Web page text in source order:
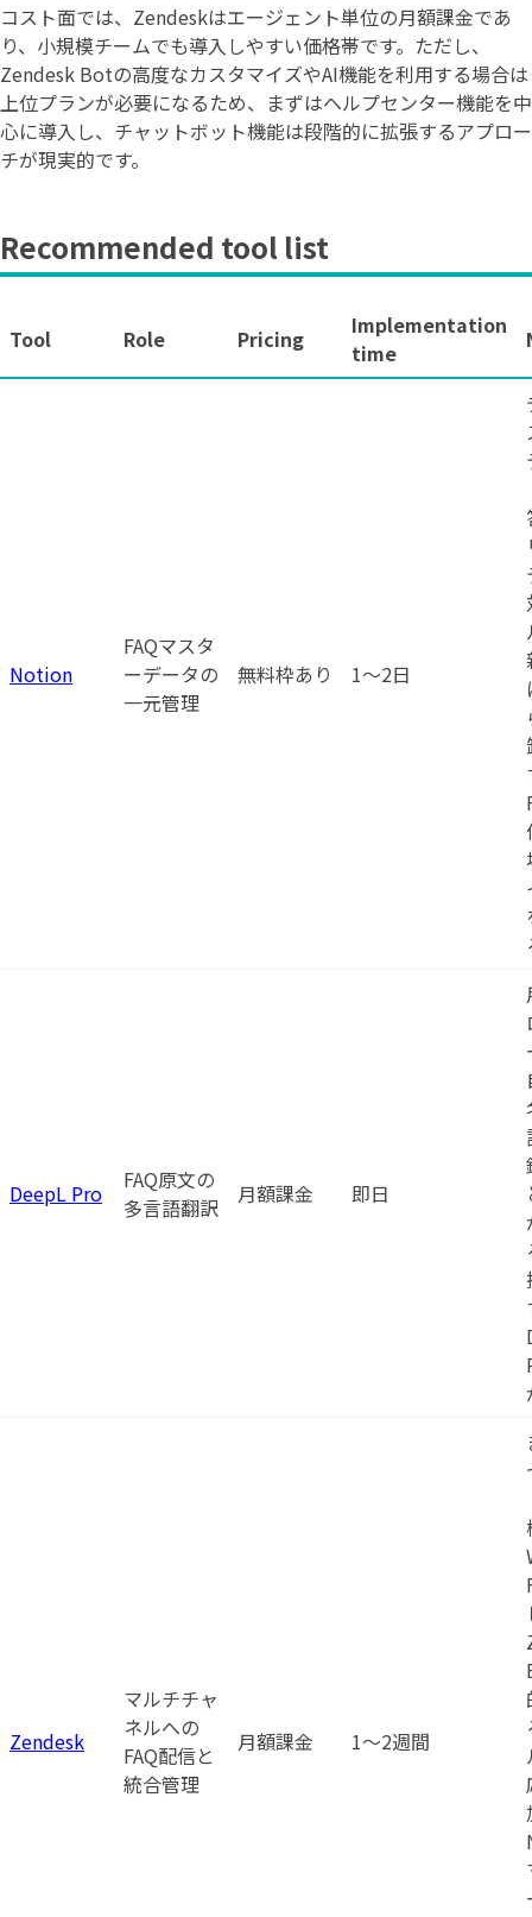
コスト面では、Zendeskはエージェント単位の月額課金であ
り、小規模チームでも導入しやすい価格帯です。ただし、
Zendesk Botの高度なカスタマイズやAI機能を利用する場合は
上位プランが必要になるため、まずはヘルプセンター機能を中
心に導入し、チャットボット機能は段階的に拡張するアプロー
チが現実的です。
Recommended tool list
Tool Role Pricing
Implementation
time
Notion
FAQマスタ
ーデータの
一元管理
無料枠あり 1〜2日
DeepL Pro
FAQ原文の
多言語翻訳
月額課金 即日
Zendesk
マルチチャ
ネルへの
FAQ配信と
統合管理
月額課金 1〜2週間